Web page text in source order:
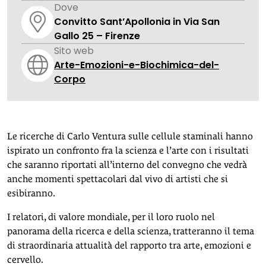
Dove
Convitto Sant’Apollonia in Via San
Gallo 25 – Firenze
Sito web
Arte-Emozioni-e-Biochimica-del-
Corpo
Le ricerche di Carlo Ventura sulle cellule staminali hanno
ispirato un confronto fra la scienza e l’arte con i risultati
che saranno riportati all’interno del convegno che vedrà
anche momenti spettacolari dal vivo di artisti che si
esibiranno.
I relatori, di valore mondiale, per il loro ruolo nel
panorama della ricerca e della scienza, tratteranno il tema
di straordinaria attualità del rapporto tra arte, emozioni e
cervello.